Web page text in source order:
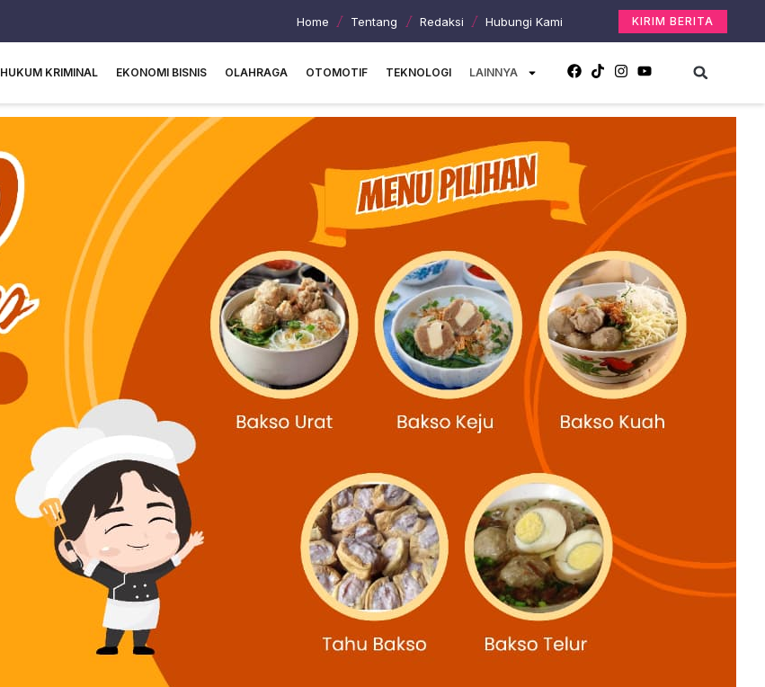
Home Tentang Redaksi Hubungi Kami KIRIM BERITA
HUKUM KRIMINAL EKONOMI BISNIS OLAHRAGA OTOMOTIF TEKNOLOGI LAINNYA